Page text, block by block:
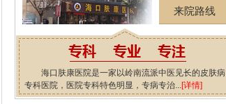
来院路线
海口肤康医院是一家以岭南流派中医见长的皮肤病
专科医院，医院专科特色明显，专病专治...[详情]